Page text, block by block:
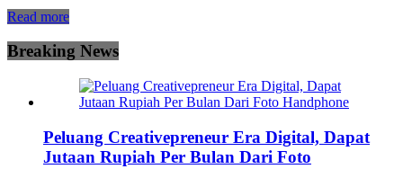
Read more
Breaking News
Peluang Creativepreneur Era Digital, Dapat
Jutaan Rupiah Per Bulan Dari Foto